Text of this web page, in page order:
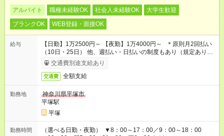
アルバイト 職種未経験OK 社会人未経験OK
大学生歓迎
ブランクOK
WEB登録・面接OK
給与
【日勤】1万2500円～ 【夜勤】1万4000円～ ＊原則月2回払い
（10日・25日） 他、週払い・日払いの制度もあり（規定あり）
＃日収1万円以上
交通費別途支給あり
交通費 全額支給
勤務地
神奈川県平塚市
平塚駅
平塚
勤務時間
（選べる日勤・夜勤） ▼8：00～17：00／9：00～18：00